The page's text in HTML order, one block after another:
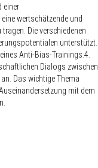
einer
wertschätzende und
Die verschiedenen
unterstützt.
Anti-Bias-Trainings.4.
Dialogs zwischen
Das wichtige Thema
mit dem